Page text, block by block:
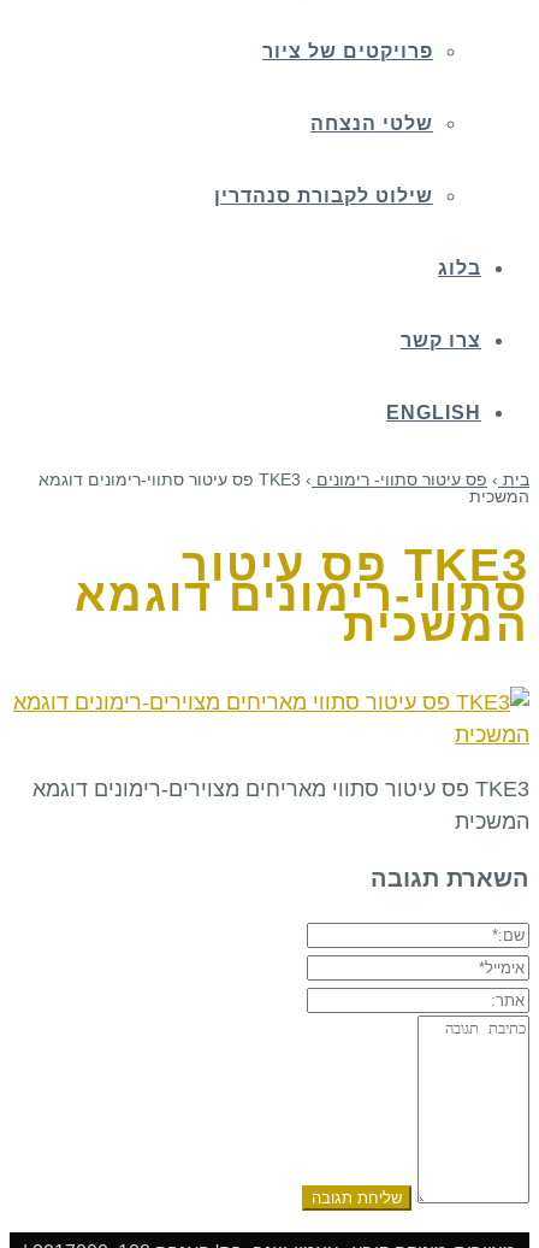
פרויקטים של ציור
שלטי הנצחה
שילוט לקבורת סנהדרין
בלוג
צרו קשר
ENGLISH
בית › פס עיטור סתווי- רימונים ›
TKE3 פס עיטור סתווי-רימונים דוגמא
המשכית
TKE3 פס עיטור
סתווי-רימונים דוגמא
המשכית
TKE3 פס עיטור סתווי מאריחים מצוירים-רימונים דוגמא
המשכית
השארת תגובה
שם:*
אימייל*
אתר:
תגובה: